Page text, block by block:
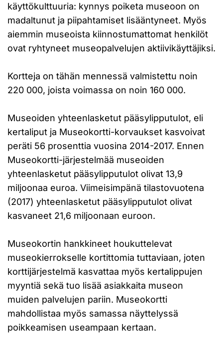
käyttökulttuuria: kynnys poiketa museoon on
madaltunut ja piipahtamiset lisääntyneet. Myös
aiemmin museoista kiinnostumattomat henkilöt
ovat ryhtyneet museopalvelujen aktiivikäyttäjiksi.
Kortteja on tähän mennessä valmistettu noin
220 000, joista voimassa on noin 160 000.
Museoiden yhteenlasketut pääsylipputulot, eli
kertaliput ja Museokortti-korvaukset kasvoivat
peräti 56 prosenttia vuosina 2014-2017. Ennen
Museokortti-järjestelmää museoiden
yhteenlasketut pääsylipputulot olivat 13,9
miljoonaa euroa. Viimeisimpänä tilastovuotena
(2017) yhteenlasketut pääsylipputulot olivat
kasvaneet 21,6 miljoonaan euroon.
Museokortin hankkineet houkuttelevat
museokierrokselle kortittomia tuttaviaan, joten
korttijärjestelmä kasvattaa myös kertalippujen
myyntiä sekä tuo lisää asiakkaita museon
muiden palvelujen pariin. Museokortti
mahdollistaa myös samassa näyttelyssä
poikkeamisen useampaan kertaan.